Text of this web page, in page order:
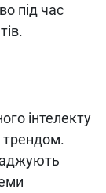
під час
інтелекту
трендом.